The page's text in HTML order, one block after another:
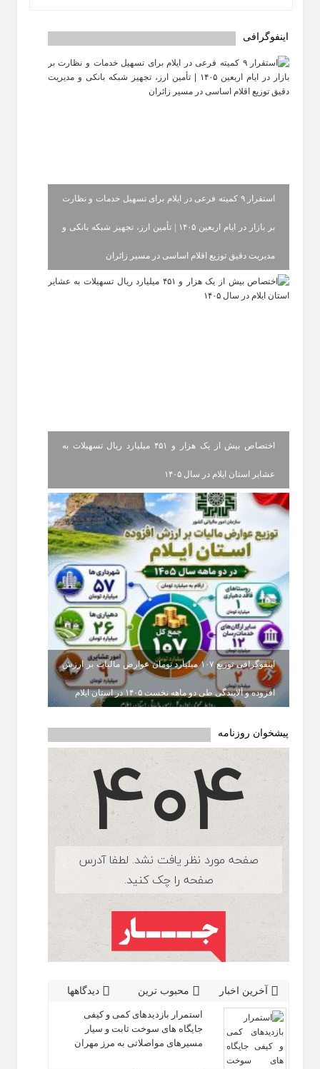
اینفوگرافی
استقرار ۹ کمیته فرعی در ایلام برای تسهیل خدمات و نظارت
بر بازار در ایام اربعین ۱۴۰۵ | تأمین ارز، تجهیز شبکه بانکی و
مدیریت دقیق توزیع اقلام اساسی در مسیر زائران
اختصاص بیش از یک هزار و ۴۵۱ میلیارد ریال تسهیلات به
عشایر استان ایلام در سال ۱۴۰۵
اینفوگرافی توزیع ۱۰۷ میلیارد تومان عوارض مالیات بر ارزش
افزوده و آلایندگی طی دو ماهه نخست ۱۴۰۵ در استان ایلام
پیشخوان روزنامه
آخرین اخبار محبوب ترین دیدگاهها
استمرار بازدیدهای کمی و کیفی
جایگاه‌ های سوخت ثابت و سیار
مسیرهای مواصلاتی به مرز مهران